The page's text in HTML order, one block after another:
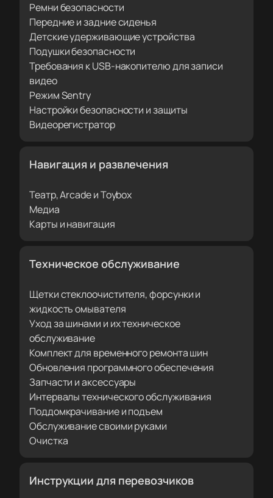
Ремни безопасности
Передние и задние сиденья
Детские удерживающие устройства
Подушки безопасности
Требования к USB-накопителю для записи
видео
Режим Sentry
Настройки безопасности и защиты
Видеорегистратор
Навигация и развлечения
Театр, Arcade и Toybox
Медиа
Карты и навигация
Техническое обслуживание
Щетки стеклоочистителя, форсунки и
жидкость омывателя
Уход за шинами и их техническое
обслуживание
Комплект для временного ремонта шин
Обновления программного обеспечения
Запчасти и аксессуары
Интервалы технического обслуживания
Поддомкрачивание и подъем
Обслуживание своими руками
Очистка
Инструкции для перевозчиков